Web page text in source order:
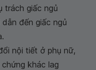
trách giấc ngủ
đến giấc ngủ
nội tiết ở phụ nữ,
khác lag